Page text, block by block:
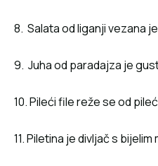
8. Salata od liganji vezana
9. Juha od paradajza je
10. Pileći file reže se od
11. Piletina je divljač s bijelim